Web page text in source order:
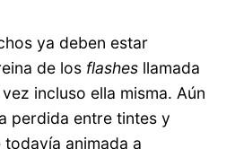
ya deben estar
de los flashes llamada
vez incluso ella misma. Aún
perdida entre tintes y
animada a